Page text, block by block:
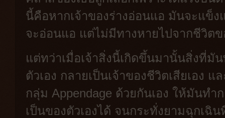
นี้คือหากเจ้าของร่างอ่อนแอ มันจะแข็ง
จะอ่อนแอ แต่ไม่มีทางหายไปจากชีวิต
แต่ทว่าเมื่อเจ้าสิ่งนี้เกิดขึ้นมานั้นสิ่งที่มั
ตัวเอง กลายเป็นเจ้าของชีวิตเสียเอง
กลุ่ม Appendage ด้วยกันเอง ให้มันทำ
เป็นของตัวเองได้ จนกระทั่งยามฉุกเ